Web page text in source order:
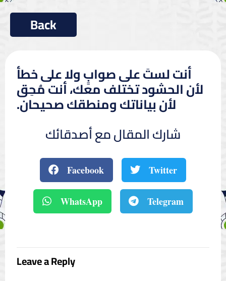
أنت لستَ على صوابٍ ولا على خطأ
لأن الحشود تختلف معك، أنت مُحِق
لأن بياناتك ومنطقك صحيحان.
شارك المقال مع أصدقائك
Facebook Twitter
WhatsApp Telegram
Leave a Reply